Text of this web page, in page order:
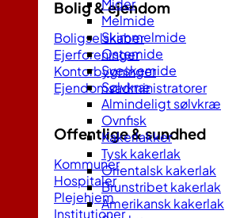
Bolig & ejendom
Boligselskaber
Ejerforeninger
Kontorbygninger
Ejendomsadministratorer
Offentlige & sundhed
Kommuner
Hospitaler
Plejehjem
Institutioner
Mider
Melmide
Skimmelmide
Ostemide
Sveskemide
Sølvkræ
Almindeligt sølvkræ
Ovnfisk
Kakerlakker
Tysk kakerlak
Orientalsk kakerlak
Brunstribet kakerlak
Amerikansk kakerlak